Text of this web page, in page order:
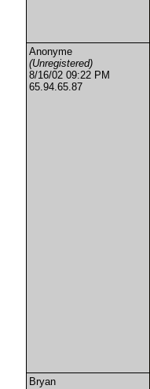
Anonyme
(Unregistered)
8/16/02 09:22 PM
65.94.65.87
Bryan